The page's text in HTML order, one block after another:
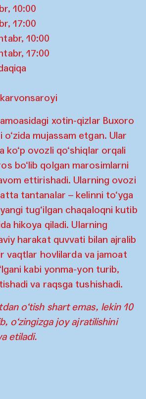
10:00
17:00
10:00
17:00
xotin-qizlar Buxoro
mujassam etgan. Ular
ko‘p ovozli qo‘shiqlar orqali
bo‘lib qolgan marosimlarni
ettirishadi. Ularning ovozi
tantanalar – kelinni to‘yga
tug‘ilgan chaqaloqni kutib
hikoya qiladi. Ularning
harakat quvvati bilan ajralib
vaqtlar hovlilarda va jamoat
kabi yonma-yon turib,
va raqsga tushishadi.
o‘tish shart emas, lekin 10
o‘zingizga joy ajratilishini
etiladi.